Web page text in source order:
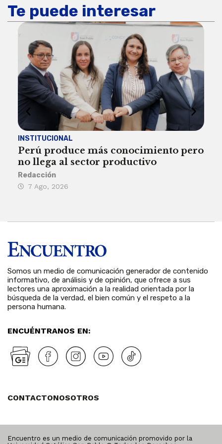
Te puede interesar
INSTITUCIONAL
Perú produce más conocimiento pero
no llega al sector productivo
Redacción
7 Ago, 2026
Somos un medio de comunicación generador de contenido
informativo, de análisis y de opinión, que ofrece a sus
lectores una aproximación a la realidad orientada por la
búsqueda de la verdad, el bien común y el respeto a la
persona humana.
ENCUÉNTRANOS EN:
CONTACTONOSOTROS
Encuentro es un medio de comunicación promovido por la